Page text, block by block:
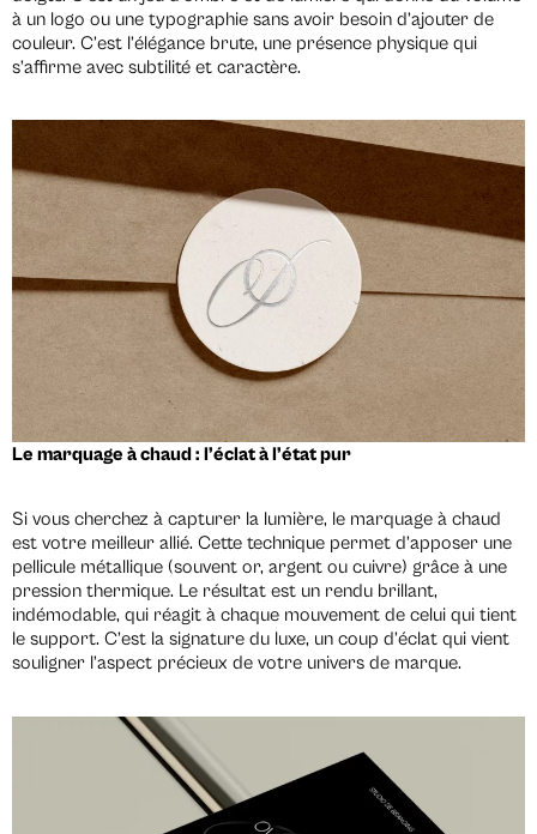
à un logo ou une typographie sans avoir besoin d’ajouter de
couleur. C’est l’élégance brute, une présence physique qui
s’affirme avec subtilité et caractère.
Le marquage à chaud : l’éclat à l’état pur
Si vous cherchez à capturer la lumière, le marquage à chaud
est votre meilleur allié. Cette technique permet d’apposer une
pellicule métallique (souvent or, argent ou cuivre) grâce à une
pression thermique. Le résultat est un rendu brillant,
indémodable, qui réagit à chaque mouvement de celui qui tient
le support. C’est la signature du luxe, un coup d’éclat qui vient
souligner l’aspect précieux de votre univers de marque.